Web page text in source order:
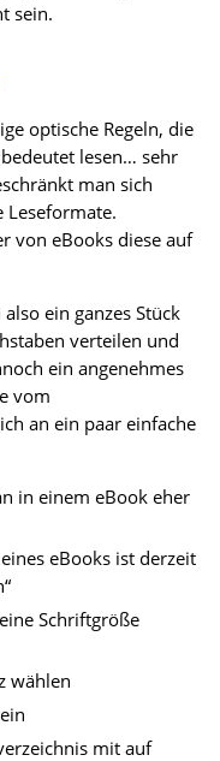
sein.
optische Regeln, die
lesen… sehr
man sich
von eBooks diese auf
ein ganzes Stück
verteilen und
ein angenehmes
vom
an ein paar einfache
in einem eBook eher
eBooks ist derzeit
Schriftgröße
wählen
mit auf